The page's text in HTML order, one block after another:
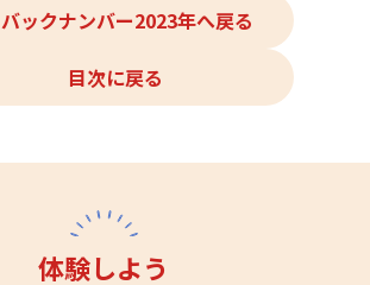
バックナンバー2023年へ戻る
目次に戻る
体験しよう